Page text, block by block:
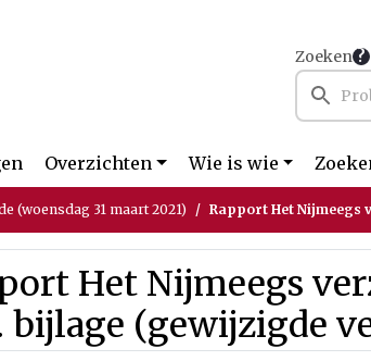
Zoeken
Overzichten Wie is wie
(woensdag 31 maart 2021) Rapport Het Nijmeegs
Het Nijmeegs
bijlage (gewijzigde